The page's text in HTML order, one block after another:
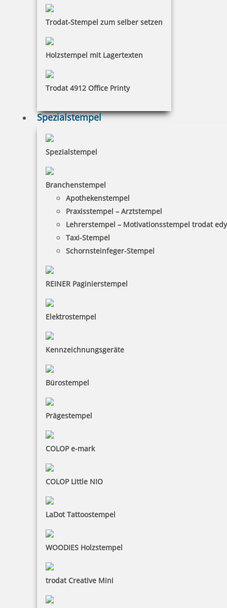
Trodat-Stempel zum selber setzen
Holzstempel mit Lagertexten
Trodat 4912 Office Printy
Spezialstempel
Spezialstempel
Branchenstempel
Apothekenstempel
Praxisstempel – Arztstempel
Lehrerstempel – Motivationsstempel trodat
Taxi-Stempel
Schornsteinfeger-Stempel
REINER Paginierstempel
Elektrostempel
Kennzeichnungsgeräte
Bürostempel
Prägestempel
COLOP e-mark
COLOP Little NIO
LaDot Tattoostempel
WOODIES Holzstempel
trodat Creative Mini
3,58 €
Colop Ersatzkissen E/200 (Printer S 200, S 260, S 220, S220/W, S
226, S 226/P, S 220N, S226N)
Colop Ersatzkissen E/2100 (Expert 3100,3160, Classic
2100,2100/W,2106,2106/P,2160)